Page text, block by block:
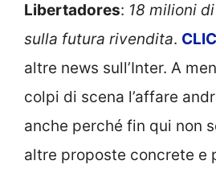
Libertadores: 18 milioni
sulla futura rivendita.
altre news sull’Inter. A
colpi di scena l’affare
anche perché fin qui non
altre proposte concrete e